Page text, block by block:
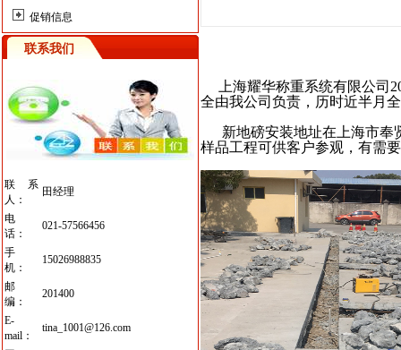
促销信息
联系我们
联系
人：
田经理
电
话：
021-57566456
手
机：
15026988835
邮
编：
201400
E-
mail：
tina_1001@126.com
上海耀华称重系统有限公司
全由我公司负责，历时近半月
新地磅安装地址在上海市奉
样品工程可供客户参观，有需